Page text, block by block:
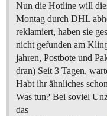
Nun die Hotline will
Montag durch DHL
reklamiert, haben sie
nicht gefunden am
jahren, Postbote und
dran) Seit 3 Tagen,
Habt ihr ähnliches
Was tun? Bei soviel
das